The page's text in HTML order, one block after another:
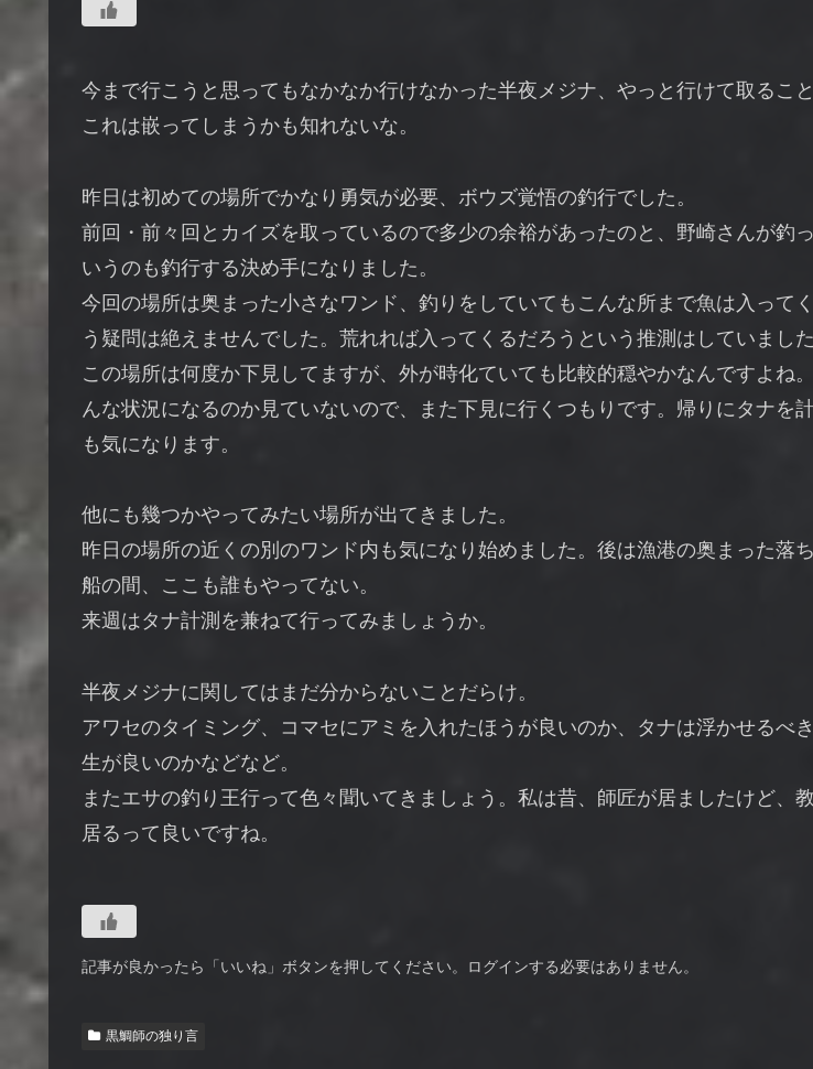
今まで行こうと思ってもなかなか行けなかった半夜メジナ、やっと行けて取ること
これは嵌ってしまうかも知れないな。
昨日は初めての場所でかなり勇気が必要、ボウズ覚悟の釣行でした。
前回・前々回とカイズを取っているので多少の余裕があったのと、野崎さんが釣
いうのも釣行する決め手になりました。
今回の場所は奥まった小さなワンド、釣りをしていてもこんな所まで魚は入って
う疑問は絶えませんでした。荒れれば入ってくるだろうという推測はしていました
この場所は何度か下見してますが、外が時化ていても比較的穏やかなんですよね
んな状況になるのか見ていないので、また下見に行くつもりです。帰りにタナを
も気になります。
他にも幾つかやってみたい場所が出てきました。
昨日の場所の近くの別のワンド内も気になり始めました。後は漁港の奥まった落
船の間、ここも誰もやってない。
来週はタナ計測を兼ねて行ってみましょうか。
半夜メジナに関してはまだ分からないことだらけ。
アワセのタイミング、コマセにアミを入れたほうが良いのか、タナは浮かせるべ
生が良いのかなどなど。
またエサの釣り王行って色々聞いてきましょう。私は昔、師匠が居ましたけど、
居るって良いですね。
記事が良かったら「いいね」ボタンを押してください。ログインする必要はありません。
黒鯛師の独り言